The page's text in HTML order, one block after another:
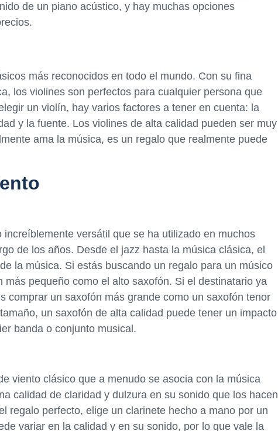
de un piano acústico, y hay muchas opciones
más reconocidos en todo el mundo. Con su fina
los violines son perfectos para cualquier persona que
un violín, hay varios factores a tener en cuenta: la
y la fuente. Los violines de alta calidad pueden ser muy
ama la música, es un regalo que realmente puede
versátil que se ha utilizado en muchos
de los años. Desde el jazz hasta la música clásica, el
la música. Si estás buscando un regalo para un músico
pequeño como el alto saxofón. Si el destinatario ya
comprar un saxofón más grande como un saxofón tenor
un saxofón de alta calidad puede tener un impacto
banda o conjunto musical.
viento clásico que a menudo se asocia con la música
calidad de claridad y dulzura en su sonido que los hacen
regalo perfecto, elige un clarinete hecho a mano por un
variar en la calidad y en su sonido, por lo que vale la